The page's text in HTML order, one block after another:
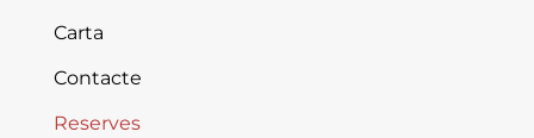
Carta
Contacte
Reserves